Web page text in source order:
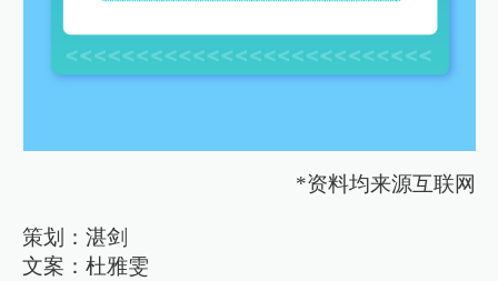
*资料均来源互联网
策划：湛剑
文案：杜雅雯